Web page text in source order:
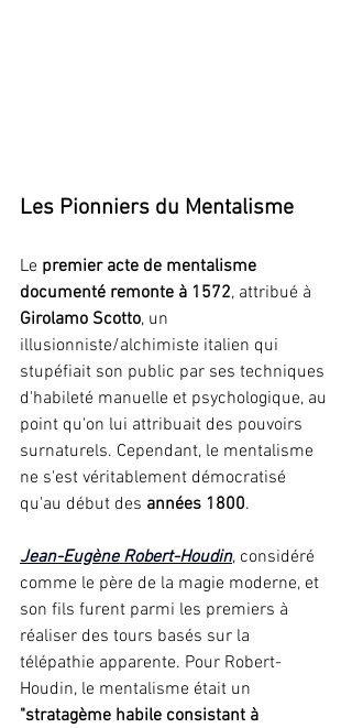
Les Pionniers du Mentalisme
Le premier acte de mentalisme
documenté remonte à 1572, attribué à
Girolamo Scotto, un
illusionniste/alchimiste italien qui
stupéfiait son public par ses techniques
d'habileté manuelle et psychologique, au
point qu'on lui attribuait des pouvoirs
surnaturels. Cependant, le mentalisme
ne s'est véritablement démocratisé
qu'au début des années 1800.
Jean-Eugène Robert-Houdin, considéré
comme le père de la magie moderne, et
son fils furent parmi les premiers à
réaliser des tours basés sur la
télépathie apparente. Pour Robert-
Houdin, le mentalisme était un
"stratagème habile consistant à